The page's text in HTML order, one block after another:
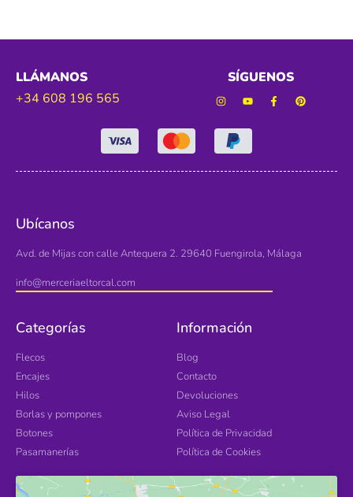
LLÁMANOS
+34 608 196 565
SÍGUENOS
Ubícanos
Avd. de Mijas con calle Antequera 2. 29640 Fuengirola, Málaga
info@merceriaeltorcal.com
Categorías
Flecos
Encajes
Hilos
Borlas y pompones
Botones
Pasamanerías
Información
Blog
Contacto
Devoluciones
Aviso Legal
Política de Privacidad
Política de Cookies